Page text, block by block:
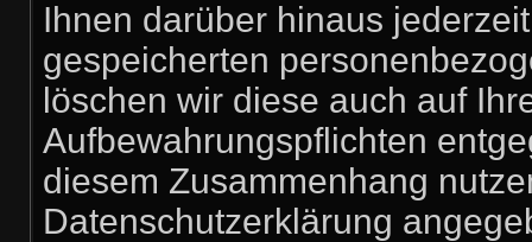
Ihnen darüber hinaus
gespeicherten
löschen wir diese auch auf
Aufbewahrungspflichten
diesem Zusammenhang
Datenschutzerklärung